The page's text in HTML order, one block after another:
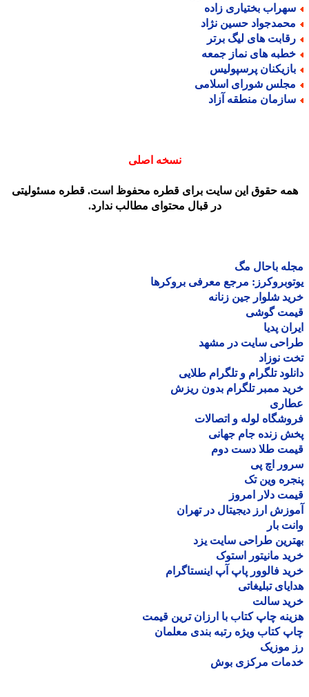
بختیاری زاده
حسین نژاد
های لیگ برتر
های نماز جمعه
پرسپولیس
شورای اسلامی
منطقه آزاد
نسخه اصلی
حقوق این سایت برای قطره محفوظ است. قطره مسئولیتی
در قبال محتوای مطالب ندارد.
باحال مگ
مرجع معرفی بروکرها
شلوار جین زنانه
گوشی
پدیا
سایت در مشهد
نوزاد
تلگرام و تلگرام طلایی
ممبر تلگرام بدون ریزش
لوله و اتصالات
زنده جام جهانی
طلا دست دوم
اچ پی
وین تک
دلار امروز
ارز دیجیتال در تهران
بار
طراحی سایت یزد
مانیتور استوک
فالوور پاپ آپ اینستاگرام
تبلیغاتی
سالت
چاپ کتاب با ارزان ترین قیمت
کتاب ویژه رتبه بندی معلمان
موزیک
مرکزی بوش